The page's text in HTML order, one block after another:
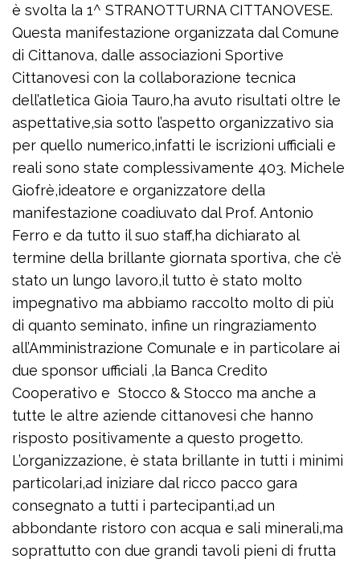
è svolta la 1^ STRANOTTURNA CITTANOVESE.
Questa manifestazione organizzata dal Comune
di Cittanova, dalle associazioni Sportive
Cittanovesi con la collaborazione tecnica
dell’atletica Gioia Tauro,ha avuto risultati oltre le
aspettative,sia sotto l’aspetto organizzativo sia
per quello numerico,infatti le iscrizioni ufficiali e
reali sono state complessivamente 403. Michele
Giofrè,ideatore e organizzatore della
manifestazione coadiuvato dal Prof. Antonio
Ferro e da tutto il suo staff,ha dichiarato al
termine della brillante giornata sportiva, che c’è
stato un lungo lavoro,il tutto è stato molto
impegnativo ma abbiamo raccolto molto di più
di quanto seminato, infine un ringraziamento
all’Amministrazione Comunale e in particolare ai
due sponsor ufficiali ,la Banca Credito
Cooperativo e Stocco & Stocco ma anche a
tutte le altre aziende cittanovesi che hanno
risposto positivamente a questo progetto.
L’organizzazione, è stata brillante in tutti i minimi
particolari,ad iniziare dal ricco pacco gara
consegnato a tutti i partecipanti,ad un
abbondante ristoro con acqua e sali minerali,ma
soprattutto con due grandi tavoli pieni di frutta